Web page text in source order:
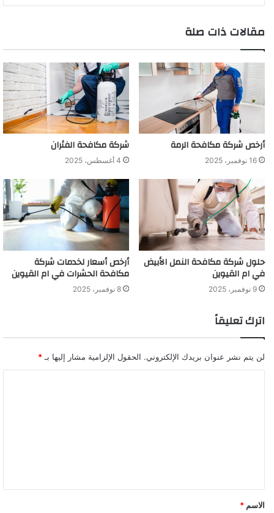
مقالات ذات صلة
أرخص شركة مكافحة الرمة
16 نوفمبر، 2025
شركة مكافحة الفئران
4 أغسطس، 2025
حلول شركة مكافحة النمل الأبيض
في ام القيوين
9 نوفمبر، 2025
أرخص أسعار لخدمات شركة
مكافحة الحشرات في ام القيوين
8 نوفمبر، 2025
اترك تعليقاً
لن يتم نشر عنوان بريدك الإلكتروني. الحقول الإلزامية مشار إليها بـ *
ق
*
الاسم *